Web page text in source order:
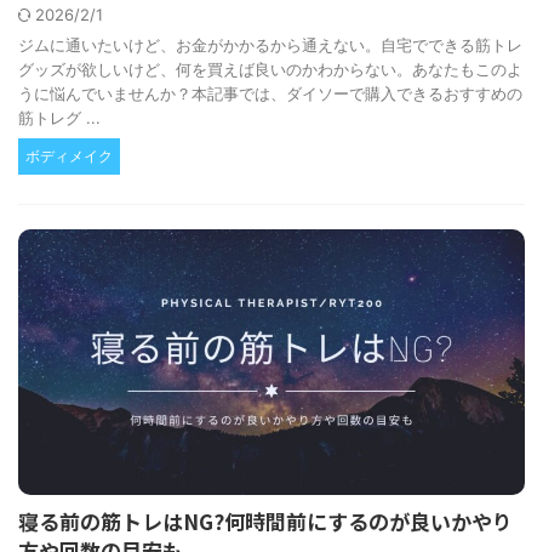
2026/2/1
ジムに通いたいけど、お金がかかるから通えない。自宅でできる筋トレ
グッズが欲しいけど、何を買えば良いのかわからない。あなたもこのよ
うに悩んでいませんか？本記事では、ダイソーで購入できるおすすめの
筋トレグ ...
ボディメイク
寝る前の筋トレはNG?何時間前にするのが良いかやり